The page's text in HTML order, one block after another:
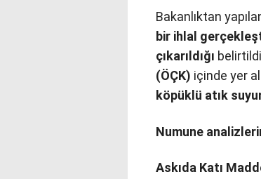
Bakanlıktan
bir ihlal
çıkarıldığı
(ÖÇK) içinde yer
köpüklü atık
Numune
Askıda Katı